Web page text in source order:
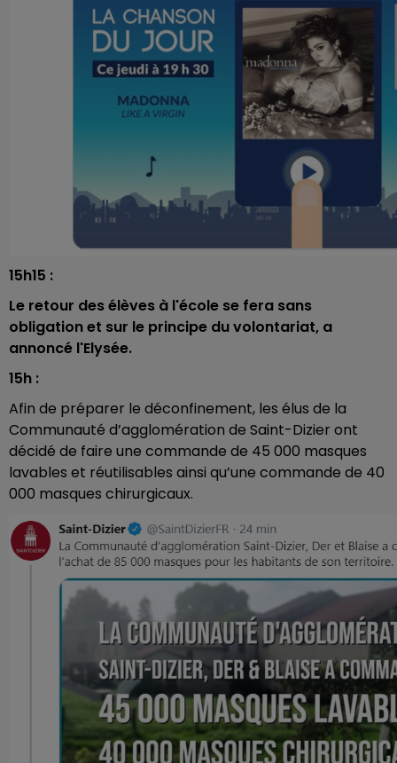
15h15 :
Le retour des élèves à l'école se fera sans
obligation et sur le principe du volontariat, a
annoncé l'Elysée.
15h :
Afin de préparer le déconfinement, les élus de la
Communauté d’agglomération de Saint-Dizier ont
décidé de faire une commande de 45 000 masques
lavables et réutilisables ainsi qu’une commande de 40
000 masques chirurgicaux.